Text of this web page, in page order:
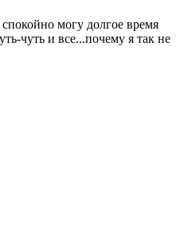
могу долгое время
чуть и все...почему я так не